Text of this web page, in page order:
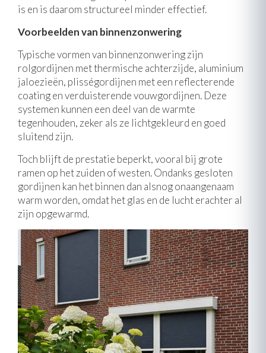
is en is daarom structureel minder effectief.
Voorbeelden van binnenzonwering
Typische vormen van binnenzonwering zijn
rolgordijnen met thermische achterzijde, aluminium
jaloezieën, plisségordijnen met een reflecterende
coating en verduisterende vouwgordijnen. Deze
systemen kunnen een deel van de warmte
tegenhouden, zeker als ze lichtgekleurd en goed
sluitend zijn.
Toch blijft de prestatie beperkt, vooral bij grote
ramen op het zuiden of westen. Ondanks gesloten
gordijnen kan het binnen dan alsnog onaangenaam
warm worden, omdat het glas en de lucht erachter al
zijn opgewarmd.